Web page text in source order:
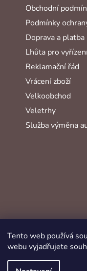
Tento web používá
webu vyjadřujete
Obchodní
Podmínky
Doprava a platba
Lhůta pro
Reklamační řád
Vrácení zboží
Velkoobchod
Veletrhy
Služba výměna